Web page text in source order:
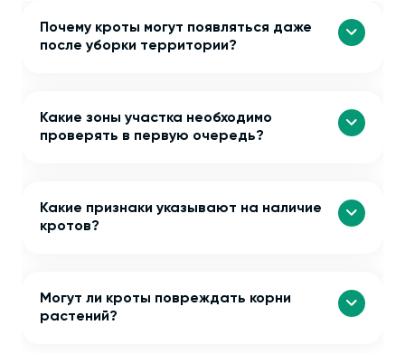
Почему кроты могут появляться даже
после уборки территории?
Какие зоны участка необходимо
проверять в первую очередь?
Какие признаки указывают на наличие
кротов?
Могут ли кроты повреждать корни
растений?